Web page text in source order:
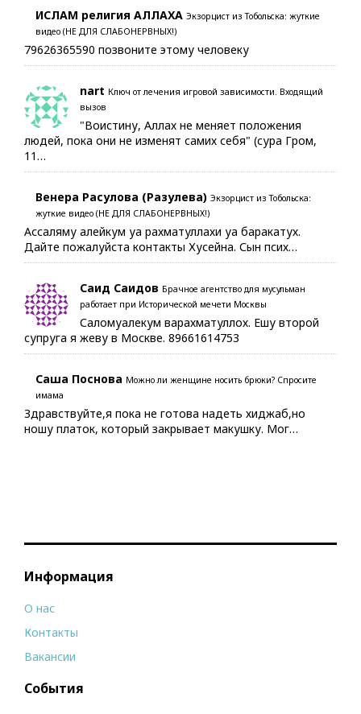
ИСЛАМ религия АЛЛАХА Экзорцист из Тобольска: жуткие
видео (НЕ ДЛЯ СЛАБОНЕРВНЫХ!)
79626365590 позвоните этому человеку
nart Ключ от лечения игровой зависимости. Входящий
вызов
"Воистину, Аллах не меняет положения
людей, пока они не изменят самих себя" (сура Гром,
11…
Венера Расулова (Разулева) Экзорцист из Тобольска:
жуткие видео (НЕ ДЛЯ СЛАБОНЕРВНЫХ!)
Ассаляму алейкум уа рахматуллахи уа баракатух.
Дайте пожалуйста контакты Хусейна. Сын псих…
Саид Саидов Брачное агентство для мусульман
работает при Исторической мечети Москвы
Саломуалекум варахматуллох. Ешу второй
супруга я жеву в Москве. 89661614753
Саша Поснова Можно ли женщине носить брюки? Спросите
имама
Здравствуйте,я пока не готова надеть хиджаб,но
ношу платок, который закрывает макушку. Мог…
Информация
О нас
Контакты
Вакансии
События